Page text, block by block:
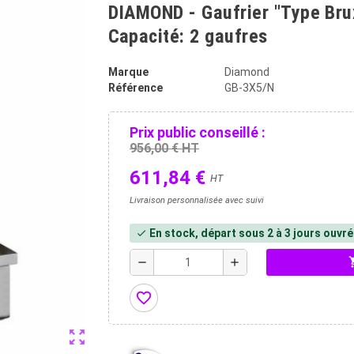
zoom_out_map
DIAMOND - Gaufrier "Type
Capacité: 2 gaufres
Marque
Diamond
Référence
GB-3X5/N
Prix public conseillé :
956,00 € HT
611,84 € HT
Livraison personnalisée avec suivi
check En stock, départ sous 2 à 3 jours
remove add
favorite_border